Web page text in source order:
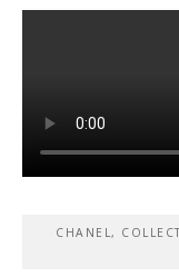
CHANEL,